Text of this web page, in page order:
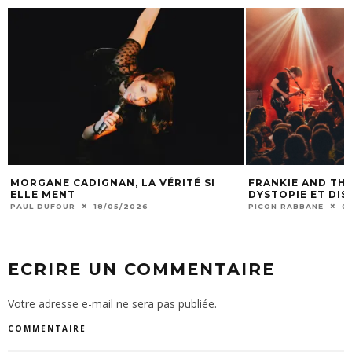
MORGANE CADIGNAN, LA VÉRITÉ SI
ELLE MENT
PAUL DUFOUR 18/05/2026
FRANKIE AND
DYSTOPIE ET
PICON RABBANE
ECRIRE UN COMMENTAIRE
Votre adresse e-mail ne sera pas publiée.
COMMENTAIRE